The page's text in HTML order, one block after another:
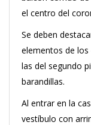
el centro del
Se deben
elementos de los
las del segundo
barandillas.
Al entrar en la
vestíbulo con